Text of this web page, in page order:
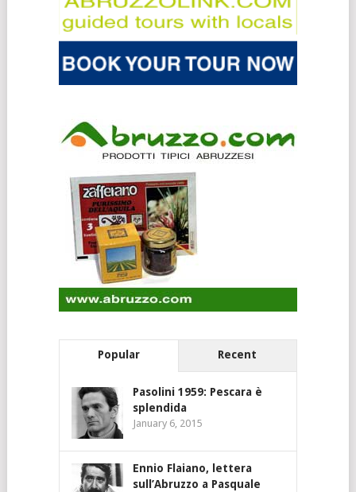
Popular Recent
Pasolini 1959: Pescara è
splendida
January 6, 2015
Ennio Flaiano, lettera
sull’Abruzzo a Pasquale